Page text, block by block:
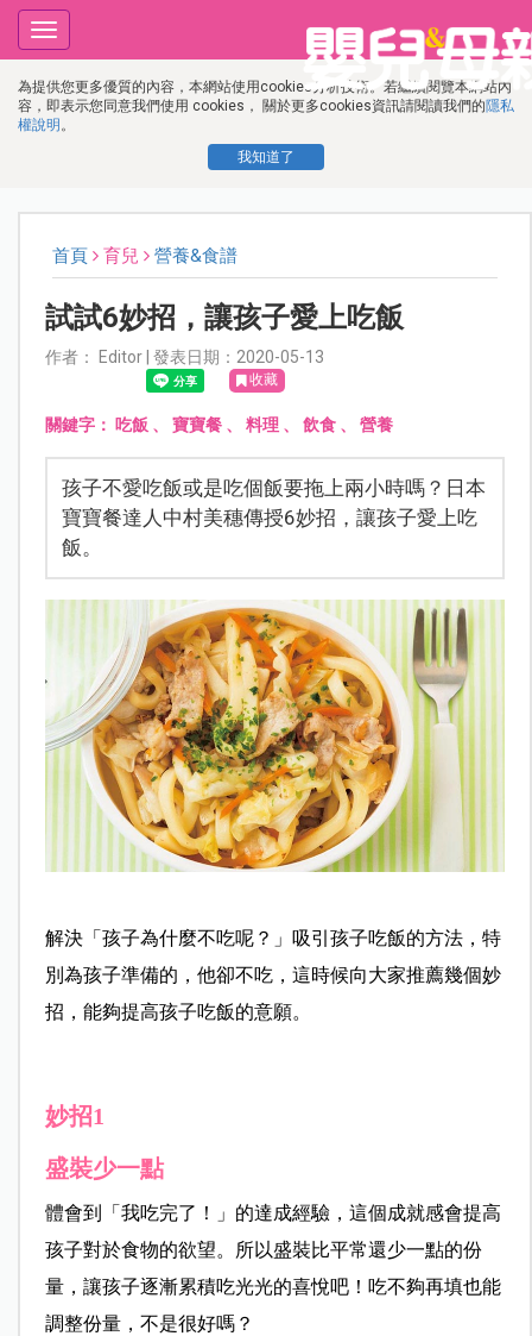
為提供您更多優質的內容，本網站使用cookies分析技術。若繼續閱覽本網站內
容，即表示您同意我們使用 cookies， 關於更多cookies資訊請閱讀我們的隱私
權說明 。
我知道了
Toggle
navigation
首頁 育兒 營養&食譜
試試6妙招，讓孩子愛上吃飯
作者： Editor | 發表日期：2020-05-13
收藏
關鍵字： 吃飯 、 寶寶餐、 料理、 飲食、 營養
孩子不愛吃飯或是吃個飯要拖上兩小時嗎？日本
寶寶餐達人中村美穗傳授6妙招，讓孩子愛上吃
飯。
解決「孩子為什麼不吃呢？」 吸引孩子吃飯的方法， 特
別為孩子準備的，他卻不吃，這時候向大家推薦幾個妙
招，能夠提高孩子吃飯的意願。
妙招1
盛裝少一點
體會到「我吃完了！」的達成經驗，這個成就感會提高
孩子對於食物的欲望。所以盛裝比平常還少一點的份
量，讓孩子逐漸累積吃光光的喜悅吧！吃不夠再填也能
調整份量，不是很好嗎？